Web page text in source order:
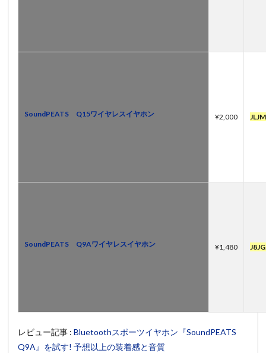
SoundPEATS Q15ワイヤレスイヤホン ¥2,000
SoundPEATS Q9Aワイヤレスイヤホン ¥1,480
レビュー記事 : Bluetoothスポーツイヤホン『SoundPEATS
Q9A』を試す! 予想以上の装着感と音質